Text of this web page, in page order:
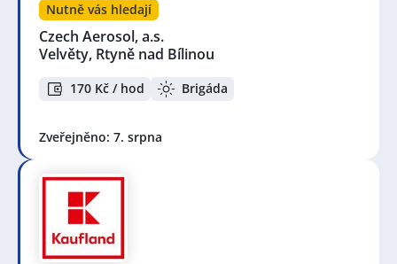
Nutně vás hledají
Czech Aerosol, a.s.
Velvěty, Rtyně nad Bílinou
170 Kč / hod Brigáda
Zveřejněno: 7. srpna